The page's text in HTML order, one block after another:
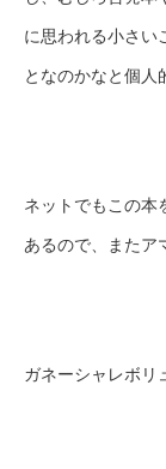
に思われる小さい
となのかなと個人
ネットでもこの本
あるので、またア
ガネーシャレボリ